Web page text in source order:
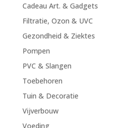
Cadeau Art. & Gadgets
Filtratie, Ozon & UVC
Gezondheid & Ziektes
Pompen
PVC & Slangen
Toebehoren
Tuin & Decoratie
Vijverbouw
Voeding